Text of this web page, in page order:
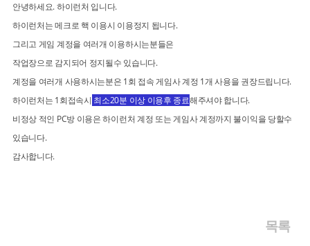
안녕하세요. 하이런처 입니다.
하이런처는 메크로 핵 이용시 이용정지 됩니다.
그리고 게임 계정을 여러개 이용하시는분들은
작업장으로 감지되어 정지될수 있습니다.
계정을 여러개 사용하시는분은 1회 접속 게임사 계정 1개 사용을 권장드립니다.
하이런처는 1회접속시 최소20분 이상 이용후 종료해주셔야 합니다.
비정상 적인 PC방 이용은 하이런처 계정 또는 게임사 계정까지 불이익을 당할수
있습니다.
감사합니다.
목록